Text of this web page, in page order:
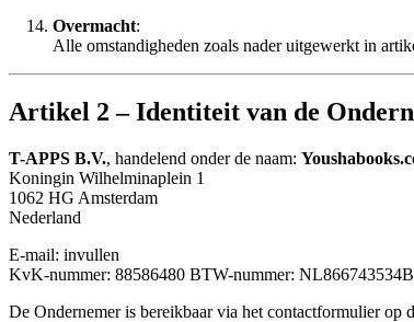
Overmacht:
Alle omstandigheden zoals nader uitgewerkt in
Artikel 2 – Identiteit van de
T-APPS B.V., handelend onder de naam:
Koningin Wilhelminaplein 1
1062 HG Amsterdam
Nederland
E-mail: invullen
KvK-nummer: 88586480 BTW-nummer:
De Ondernemer is bereikbaar via het contactformulier op